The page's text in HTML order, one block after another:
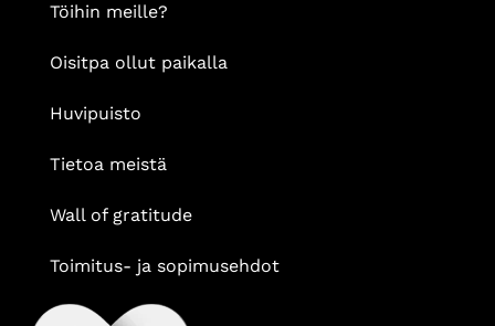
Töihin meille?
Oisitpa ollut paikalla
Huvipuisto
Tietoa meistä
Wall of gratitude
Toimitus- ja sopimusehdot